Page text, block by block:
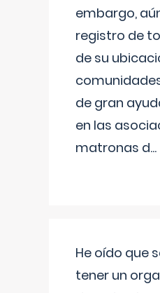
embargo,
registro de
de su
de gran
en las
matronas d...
He oído que
tener un